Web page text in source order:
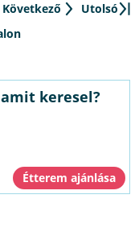
Következő
Utolsó
keresel?